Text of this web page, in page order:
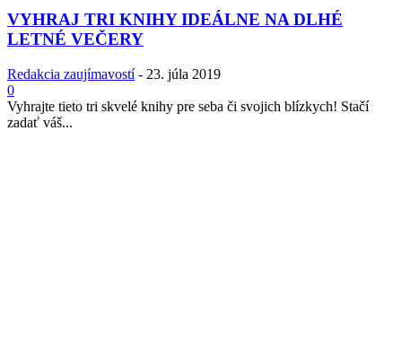
VYHRAJ TRI KNIHY IDEÁLNE NA DLHÉ
LETNÉ VEČERY
Redakcia zaujímavostí - 23. júla 2019
0
Vyhrajte tieto tri skvelé knihy pre seba či svojich blízkych! Stačí
zadať váš...